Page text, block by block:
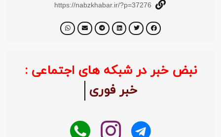
https://nabzkhabar.ir/?p=37276
نبض خبر در شبکه های اجتماعی :
خبر فوری